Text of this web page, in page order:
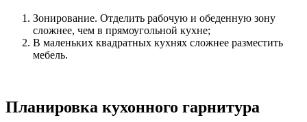
Зонирование. Отделить рабочую и обеденную зону
сложнее, чем в прямоугольной кухне;
В маленьких квадратных кухнях сложнее разместить
мебель.
Планировка кухонного гарнитура